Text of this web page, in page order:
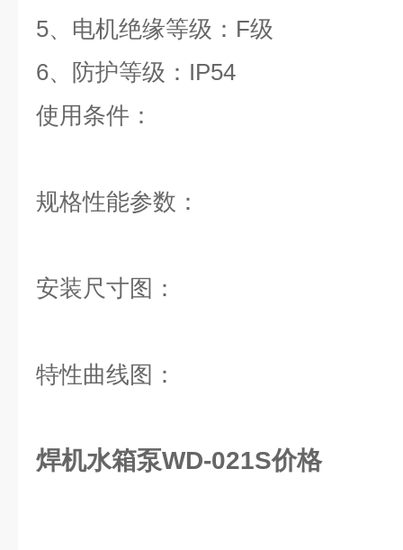
5、电机绝缘等级：F级
6、防护等级：IP54
使用条件：
规格性能参数：
安装尺寸图：
特性曲线图：
焊机水箱泵WD-021S价格